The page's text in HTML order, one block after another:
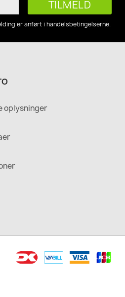
er anført i handelsbetingelserne.
oplysninger